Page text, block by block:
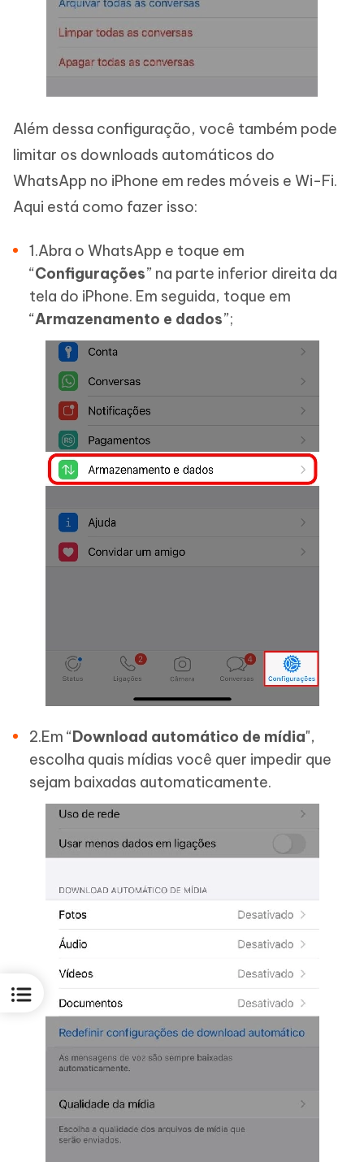
Além dessa configuração, você também pode
limitar os downloads automáticos do
WhatsApp no iPhone em redes móveis e Wi-Fi.
Aqui está como fazer isso:
1.Abra o WhatsApp e toque em
“Configurações” na parte inferior direita da
tela do iPhone. Em seguida, toque em
“Armazenamento e dados”;
2.Em “Download automático de mídia",
escolha quais mídias você quer impedir que
sejam baixadas automaticamente.